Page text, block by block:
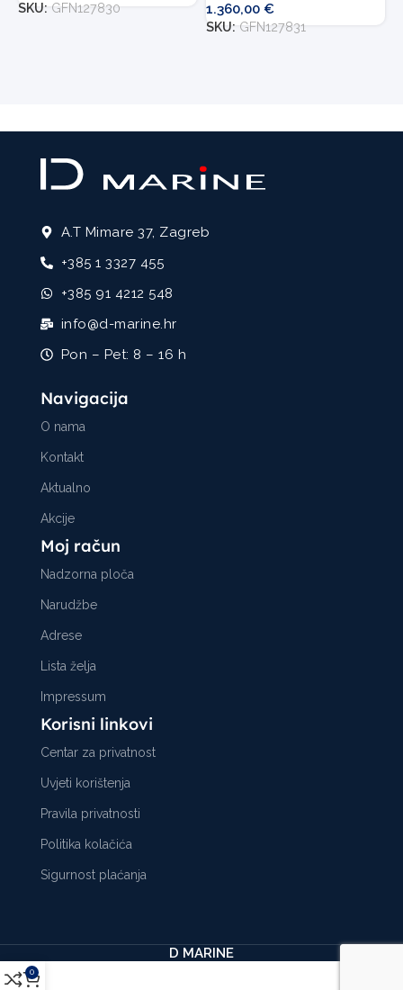
SKU: GFN127830 1.360,00 €
SKU: GFN127831
A.T Mimare 37, Zagreb
+385 1 3327 455
+385 91 4212 548
info@d-marine.hr
Pon – Pet: 8 – 16 h
Navigacija
O nama
Kontakt
Aktualno
Akcije
Moj račun
Nadzorna ploča
Narudžbe
Adrese
Lista želja
Impressum
Korisni linkovi
Centar za privatnost
Uvjeti korištenja
Pravila privatnosti
Politika kolačića
Sigurnost plaćanja
D MARINE
0